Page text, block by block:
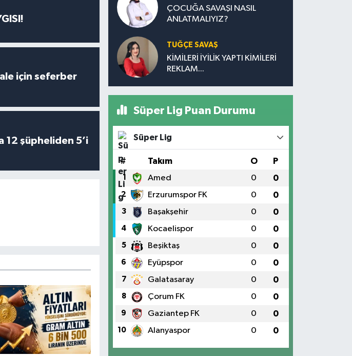
için seferber
12 şüpheliden 5’i
ÇOCUĞA SAVAŞI NASIL
ANLATMALIYIZ?
TUĞÇE SAVAŞ
KİMİLERİ İYİLİK YAPTI KİMİLERİ
REKLAM...
Süper Lig Puan Durumu
Süper Lig
# Takım O P
1 Amed 0 0
2 Erzurumspor FK 0 0
3 Başakşehir 0 0
4 Kocaelispor 0 0
5 Beşiktaş 0 0
6 Eyüpspor 0 0
7 Galatasaray 0 0
8 Çorum FK 0 0
9 Gaziantep FK 0 0
10 Alanyaspor 0 0